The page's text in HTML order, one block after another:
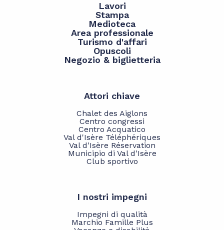
Lavori
Stampa
Medioteca
Area professionale
Turismo d'affari
Opuscoli
Negozio & biglietteria
Attori chiave
Chalet des Aiglons
Centro congressi
Centro Acquatico
Val d'Isère Téléphériques
Val d'Isère Réservation
Municipio di Val d'Isère
Club sportivo
I nostri impegni
Impegni di qualità
Marchio Famille Plus